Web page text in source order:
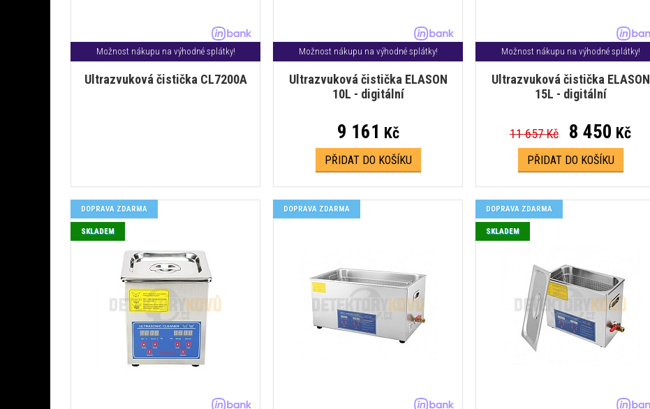
Možnost nákupu na výhodné splátky!
Ultrazvuková čistička CL7200A
Možnost nákupu na výhodné splátky!
Ultrazvuková čistička ELASON
10L - digitální
9 161 Kč
PŘIDAT DO KOŠÍKU
Možnost nákupu na výhodné splátky!
Ultrazvuková čistička ELASON
15L - digitální
11 657 Kč 8 450 Kč
PŘIDAT DO KOŠÍKU
DOPRAVA ZDARMA
SKLADEM
DOPRAVA ZDARMA DOPRAVA ZDARMA
SKLADEM